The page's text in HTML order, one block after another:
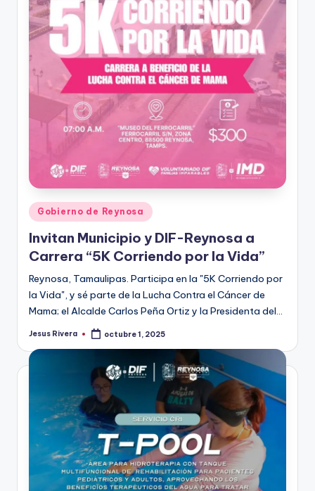
Publicado
en
Gobierno de Reynosa
Invitan Municipio y DIF-Reynosa a
Carrera “5K Corriendo por la Vida”
Reynosa, Tamaulipas. Participa en la "5K Corriendo por
la Vida", y sé parte de la Lucha Contra el Cáncer de
Mama; el Alcalde Carlos Peña Ortiz y la Presidenta del…
Publicado
Jesus Rivera octubre 1, 2025